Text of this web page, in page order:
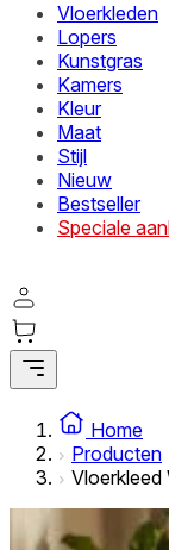
Vloerkleden
Lopers
Kunstgras
Kamers
Kleur
Maat
Stijl
Nieuw
Bestseller
Speciale
Home
Producten
Vloerkleed